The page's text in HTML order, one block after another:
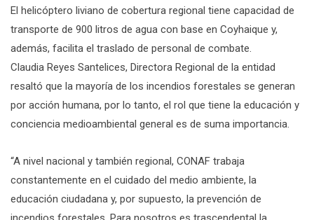
El helicóptero liviano de cobertura regional tiene capacidad de
transporte de 900 litros de agua con base en Coyhaique y,
además, facilita el traslado de personal de combate.
Claudia Reyes Santelices, Directora Regional de la entidad
resaltó que la mayoría de los incendios forestales se generan
por acción humana, por lo tanto, el rol que tiene la educación y
conciencia medioambiental general es de suma importancia.
“A nivel nacional y también regional, CONAF trabaja
constantemente en el cuidado del medio ambiente, la
educación ciudadana y, por supuesto, la prevención de